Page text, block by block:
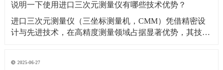
备变形、传感器失灵。防尘与防
说明一下使用进口三次元测量仪有哪些技术优势？
​进口三次元测量仪（三坐标测量机，CMM）凭借精密设
计与先进技术，在高精度测量领域占据显著优势，其技术
辨率与重复性：进口设备（如德国蔡司、美国 API、日本
2025-06-27